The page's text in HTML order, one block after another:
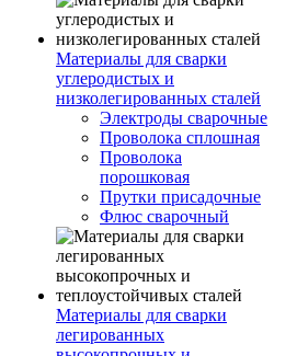
Материалы для сварки
углеродистых и
низколегированных сталей
Электроды сварочные
Проволока сплошная
Проволока
порошковая
Прутки присадочные
Флюс сварочный
Материалы для сварки
легированных